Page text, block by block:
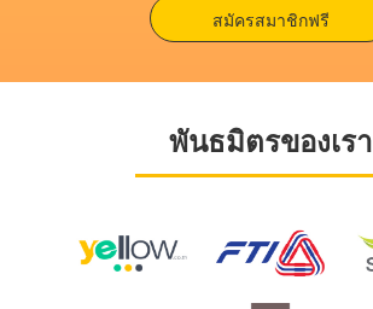
สมัครสมาชิกฟรี
พันธมิตรของเรา